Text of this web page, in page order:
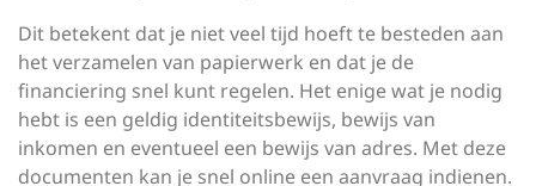
Dit betekent dat je niet veel tijd hoeft te besteden aan
het verzamelen van papierwerk en dat je de
financiering snel kunt regelen. Het enige wat je nodig
hebt is een geldig identiteitsbewijs, bewijs van
inkomen en eventueel een bewijs van adres. Met deze
documenten kan je snel online een aanvraag indienen.